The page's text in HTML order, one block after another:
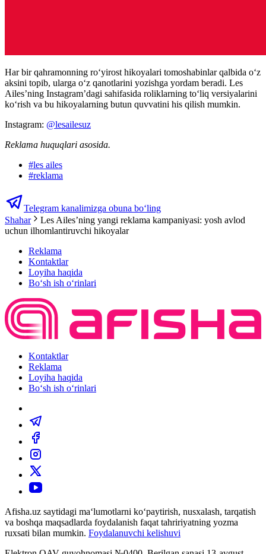
Har bir qahramonning ro‘yirost hikoyalari tomoshabinlar qalbida o‘z
aksini topib, ularga o‘z qanotlarini yozishga yordam beradi. Les
Ailes’ning Instagram’dagi sahifasida roliklarning to‘liq versiyalarini
ko‘rish va bu hikoyalarning butun quvvatini his qilish mumkin.
Instagram: @lesailesuz
Reklama huquqlari asosida.
#les ailes
#reklama
Telegram kanalimizga obuna bo‘ling
Shahar
Les Ailes’ning yangi reklama kampaniyasi: yosh avlod
uchun ilhomlantiruvchi hikoyalar
Reklama
Kontaktlar
Loyiha haqida
Bo‘sh ish o‘rinlari
Kontaktlar
Reklama
Loyiha haqida
Bo‘sh ish o‘rinlari
Afisha.uz saytidagi ma‘lumotlarni ko‘paytirish, nusxalash, tarqatish
va boshqa maqsadlarda foydalanish faqat tahririyatning yozma
ruxsati bilan mumkin. Foydalanuvchi kelishuvi